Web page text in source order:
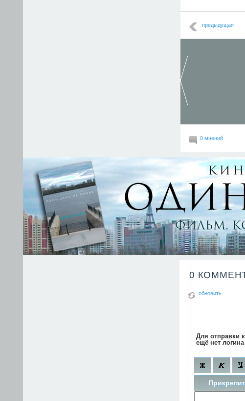
предыдущая
0 мнений
0
обновить
Для отправки
ещё нет